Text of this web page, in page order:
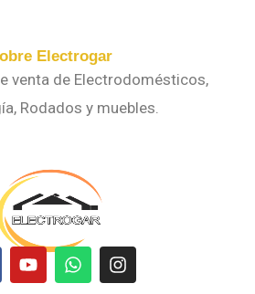
Electrogar
venta de Electrodomésticos,
Rodados y muebles.
Y
o
W
h
I
n